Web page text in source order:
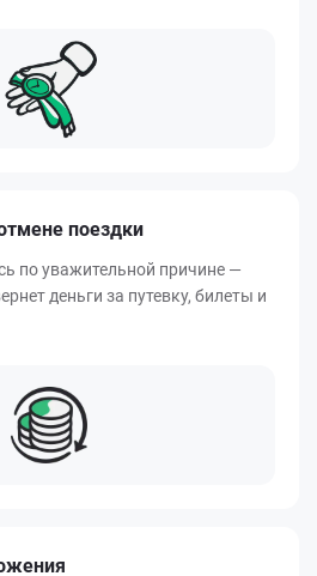
поездки
по уважительной причине —
деньги за путевку, билеты и